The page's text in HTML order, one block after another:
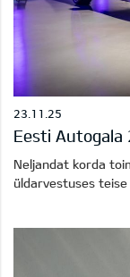
23.11.25
Eesti Autogala
Neljandat korda
üldarvestuses teise